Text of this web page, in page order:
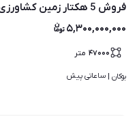
فروش 5 هکتار زمین کشاورزی طلای نایاب
۵,۳۰۰,۰۰۰,۰۰۰
۴۷۰۰۰ متر
بوکان | ساعاتی پیش